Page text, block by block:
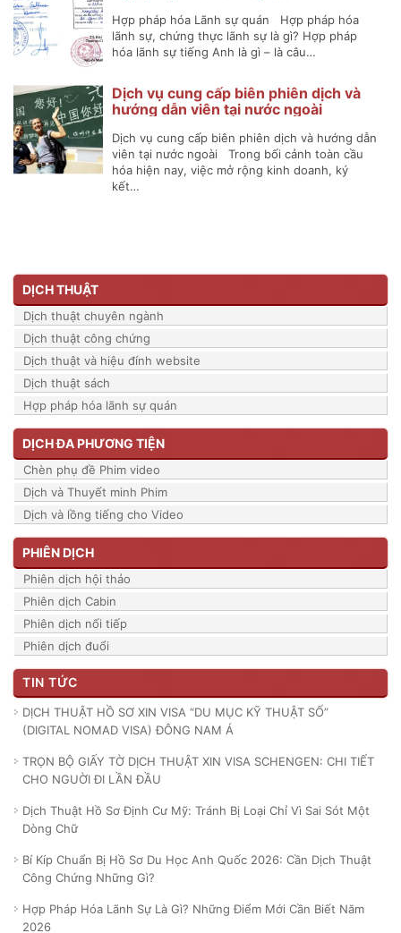
Hợp pháp hóa Lãnh sự quán Hợp pháp hóa
lãnh sự, chứng thực lãnh sự là gì? Hợp pháp
hóa lãnh sự tiếng Anh là gì – là câu…
Dịch vụ cung cấp biên phiên dịch và
hướng dẫn viên tại nước ngoài
Dịch vụ cung cấp biên phiên dịch và hướng dẫn
viên tại nước ngoài Trong bối cảnh toàn cầu
hóa hiện nay, việc mở rộng kinh doanh, ký
kết…
DỊCH THUẬT
Dịch thuật chuyên ngành
Dịch thuật công chứng
Dịch thuật và hiệu đính website
Dịch thuật sách
Hợp pháp hóa lãnh sự quán
DỊCH ĐA PHƯƠNG TIỆN
Chèn phụ đề Phim video
Dịch và Thuyết minh Phim
Dịch và lồng tiếng cho Video
PHIÊN DỊCH
Phiên dịch hội thảo
Phiên dịch Cabin
Phiên dịch nối tiếp
Phiên dịch đuổi
TIN TỨC
DỊCH THUẬT HỒ SƠ XIN VISA “DU MỤC KỸ THUẬT SỐ”
(DIGITAL NOMAD VISA) ĐÔNG NAM Á
TRỌN BỘ GIẤY TỜ DỊCH THUẬT XIN VISA SCHENGEN: CHI TIẾT
CHO NGUỜI ĐI LẦN ĐẦU
Dịch Thuật Hồ Sơ Định Cư Mỹ: Tránh Bị Loại Chỉ Vì Sai Sót Một
Dòng Chữ
Bí Kíp Chuẩn Bị Hồ Sơ Du Học Anh Quốc 2026: Cần Dịch Thuật
Công Chứng Những Gì?
Hợp Pháp Hóa Lãnh Sự Là Gì? Những Điểm Mới Cần Biết Năm
2026